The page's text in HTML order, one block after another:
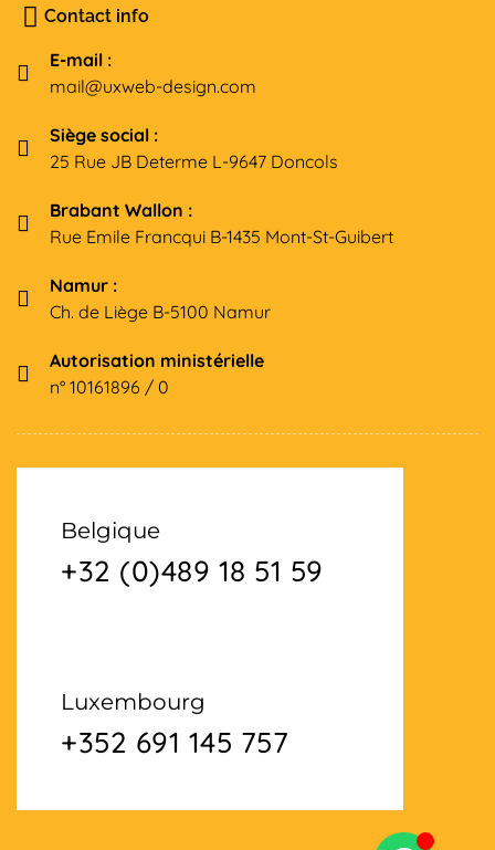
Contact info
E-mail :
mail@uxweb-design.com
Siège social :
25 Rue JB Determe L-9647 Doncols
Brabant Wallon :
Rue Emile Francqui B-1435 Mont-St-Guibert
Namur :
Ch. de Liège B-5100 Namur
Autorisation ministérielle
n° 10161896 / 0
Belgique
+32 (0)489 18 51 59
Luxembourg
+352 691 145 757